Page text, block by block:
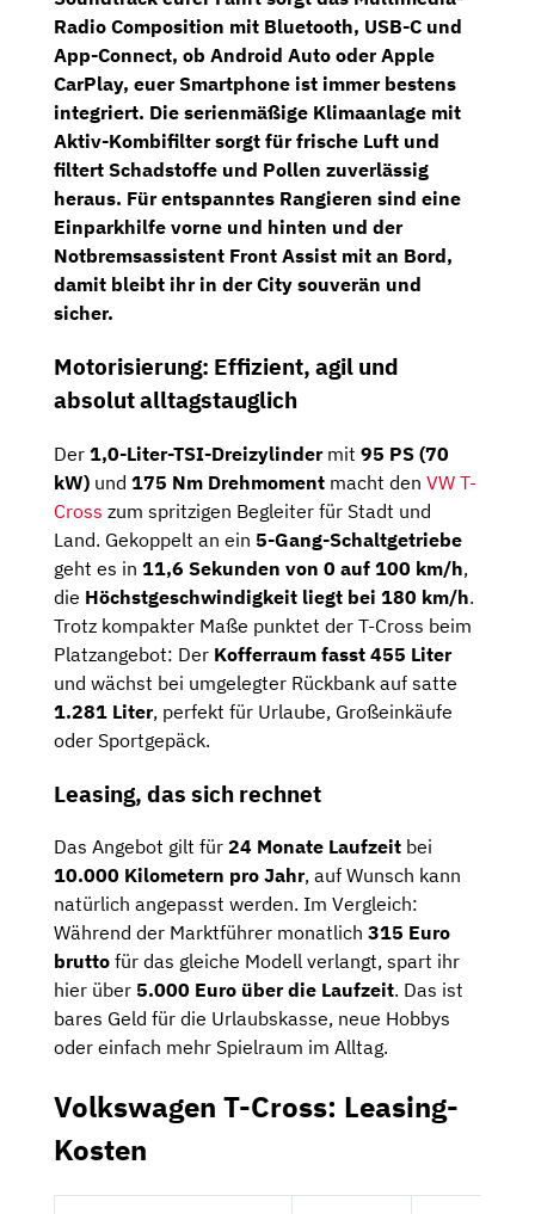
Radio Composition mit Bluetooth, USB-C und
App-Connect, ob Android Auto oder Apple
CarPlay, euer Smartphone ist immer bestens
integriert. Die serienmäßige Klimaanlage mit
Aktiv-Kombifiltersorgt für frische Luft und
filtert Schadstoffe und Pollen zuverlässig
heraus. Für entspanntes Rangieren sind eine
Einparkhilfe vorne und hinten und der
Notbremsassistent Front Assist mit an Bord,
damit bleibt ihr in der City souverän und
sicher.
Motorisierung: Effizient, agil und
absolut alltagstauglich
Der 1,0-Liter-TSI-Dreizylindermit 95 PS (70
kW) und 175 Nm Drehmoment macht den VW T-
Cross zum spritzigen Begleiter für Stadt und
Land. Gekoppelt an ein 5-Gang-Schaltgetriebe
geht es in 11,6 Sekunden von 0 auf 100 km/h,
die Höchstgeschwindigkeit liegt bei 180 km/h.
Trotz kompakter Maße punktet der T-Cross beim
Platzangebot: Der Kofferraum fasst 455 Liter
und wächst bei umgelegter Rückbank auf satte
1.281 Liter, perfekt für Urlaube, Großeinkäufe
oder Sportgepäck.
Leasing, das sich rechnet
Das Angebot gilt für 24 Monate Laufzeit bei
10.000 Kilometern pro Jahr, auf Wunsch kann
natürlich angepasst werden. Im Vergleich:
Während der Marktführer monatlich 315 Euro
brutto für das gleiche Modell verlangt, spart ihr
hier über 5.000 Euro über die Laufzeit. Das ist
bares Geld für die Urlaubskasse, neue Hobbys
oder einfach mehr Spielraum im Alltag.
Volkswagen T-Cross: Leasing-
Kosten